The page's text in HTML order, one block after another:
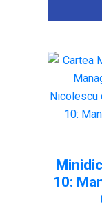
10: